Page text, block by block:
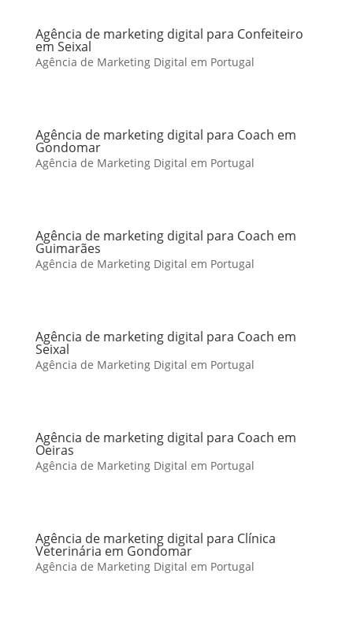
Agência de marketing digital para Confeiteiro
em Seixal
Agência de Marketing Digital em Portugal
Agência de marketing digital para Coach em
Gondomar
Agência de Marketing Digital em Portugal
Agência de marketing digital para Coach em
Guimarães
Agência de Marketing Digital em Portugal
Agência de marketing digital para Coach em
Seixal
Agência de Marketing Digital em Portugal
Agência de marketing digital para Coach em
Oeiras
Agência de Marketing Digital em Portugal
Agência de marketing digital para Clínica
Veterinária em Gondomar
Agência de Marketing Digital em Portugal